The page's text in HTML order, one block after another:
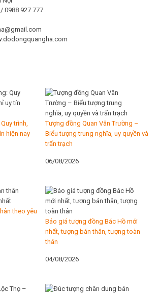
0988 927 777
trình,
hiện nay
Tượng đồng Quan Vân Trường –
Biểu tượng trung nghĩa, uy quyền và
trấn trạch
06/08/2026
theo yêu
Báo giá tượng đồng Bác Hồ mới
nhất, tượng bán thân, tượng toàn
thân
04/08/2026